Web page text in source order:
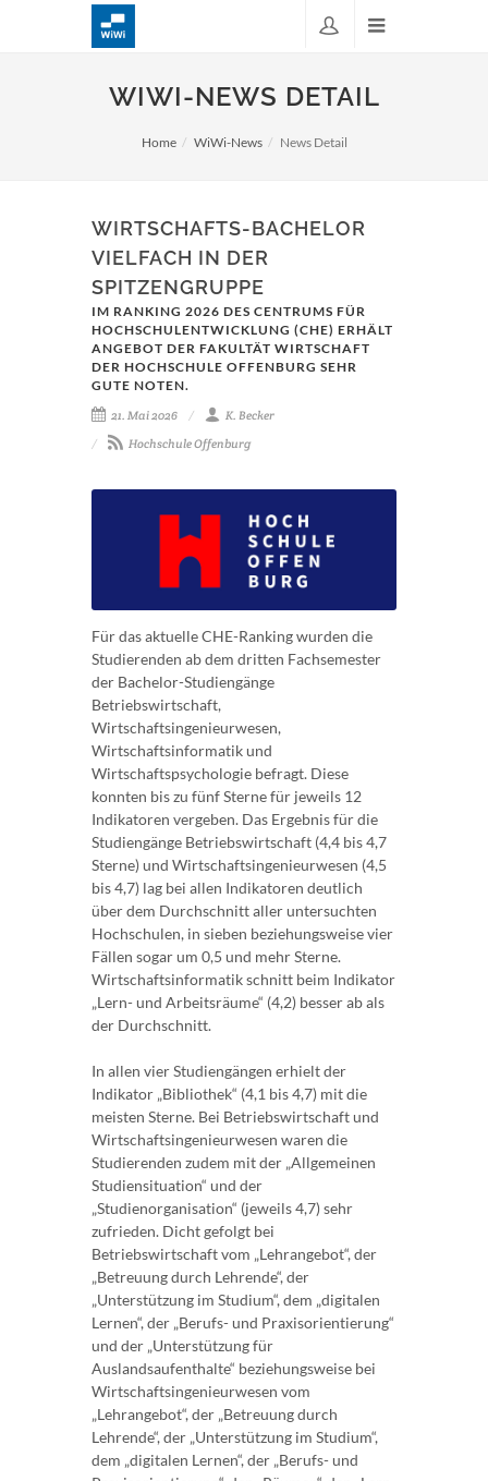
WIWI-NEWS DETAIL
Home WiWi-News News Detail
WIRTSCHAFTS-BACHELOR
VIELFACH IN DER
SPITZENGRUPPE
IM RANKING 2026 DES CENTRUMS FÜR
HOCHSCHULENTWICKLUNG (CHE) ERHÄLT
ANGEBOT DER FAKULTÄT WIRTSCHAFT
DER HOCHSCHULE OFFENBURG SEHR
GUTE NOTEN.
21. Mai 2026
K. Becker
Hochschule Offenburg
Für das aktuelle CHE-Ranking wurden die
Studierenden ab dem dritten Fachsemester
der Bachelor-Studiengänge
Betriebswirtschaft,
Wirtschaftsingenieurwesen,
Wirtschaftsinformatik und
Wirtschaftspsychologie befragt. Diese
konnten bis zu fünf Sterne für jeweils 12
Indikatoren vergeben. Das Ergebnis für die
Studiengänge Betriebswirtschaft (4,4 bis 4,7
Sterne) und Wirtschaftsingenieurwesen (4,5
bis 4,7) lag bei allen Indikatoren deutlich
über dem Durchschnitt aller untersuchten
Hochschulen, in sieben beziehungsweise vier
Fällen sogar um 0,5 und mehr Sterne.
Wirtschaftsinformatik schnitt beim Indikator
„Lern- und Arbeitsräume“ (4,2) besser ab als
der Durchschnitt.
In allen vier Studiengängen erhielt der
Indikator „Bibliothek“ (4,1 bis 4,7) mit die
meisten Sterne. Bei Betriebswirtschaft und
Wirtschaftsingenieurwesen waren die
Studierenden zudem mit der „Allgemeinen
Studiensituation“ und der
„Studienorganisation“ (jeweils 4,7) sehr
zufrieden. Dicht gefolgt bei
Betriebswirtschaft vom „Lehrangebot“, der
„Betreuung durch Lehrende“, der
„Unterstützung im Studium“, dem „digitalen
Lernen“, der „Berufs- und Praxisorientierung“
und der „Unterstützung für
Auslandsaufenthalte“ beziehungsweise bei
Wirtschaftsingenieurwesen vom
„Lehrangebot“, der „Betreuung durch
Lehrende“, der „Unterstützung im Studium“,
dem „digitalen Lernen“, der „Berufs- und